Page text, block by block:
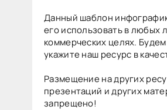
Шаблоны
Данный шаблон
его использовать в любых
коммерческих целях.
укажите наш ресурс в
Размещение на других
презентаций и других
запрещено!